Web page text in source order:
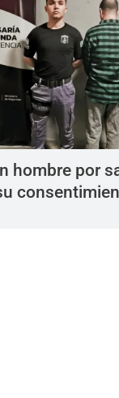
hombre por